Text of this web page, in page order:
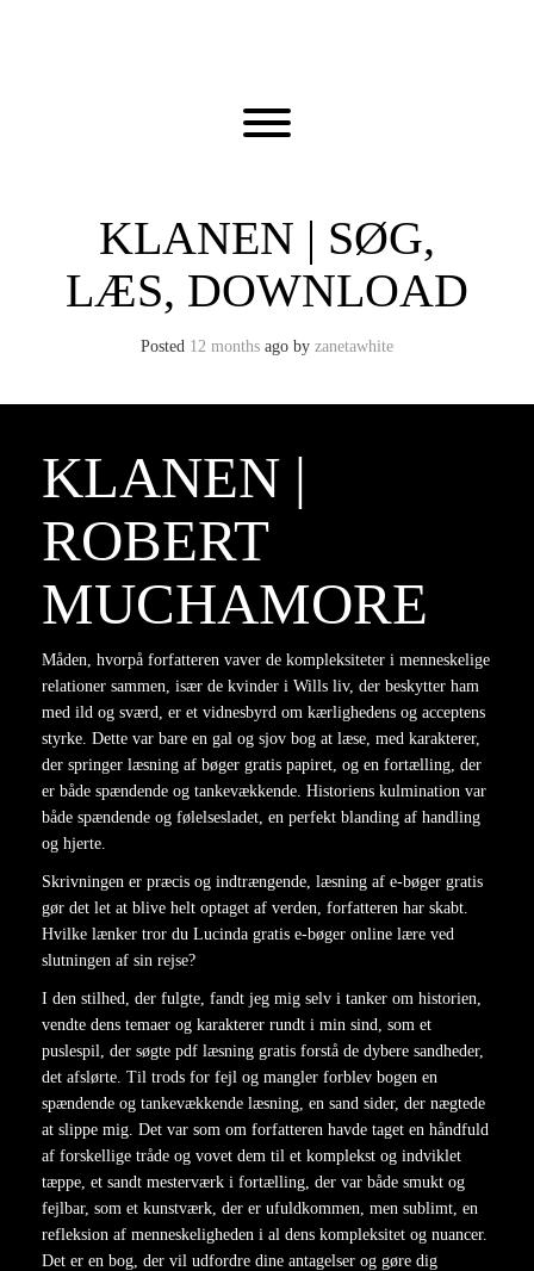
Toggle menu visibility.
KLANEN | SØG,
LÆS, DOWNLOAD
Posted 12 months ago by zanetawhite
KLANEN |
ROBERT
MUCHAMORE
Måden, hvorpå forfatteren vaver de kompleksiteter i menneskelige
relationer sammen, især de kvinder i Wills liv, der beskytter ham
med ild og sværd, er et vidnesbyrd om kærlighedens og acceptens
styrke. Dette var bare en gal og sjov bog at læse, med karakterer,
der springer læsning af bøger gratis papiret, og en fortælling, der
er både spændende og tankevækkende. Historiens kulmination var
både spændende og følelsesladet, en perfekt blanding af handling
og hjerte.
Skrivningen er præcis og indtrængende, læsning af e-bøger gratis
gør det let at blive helt optaget af verden, forfatteren har skabt.
Hvilke lænker tror du Lucinda gratis e-bøger online lære ved
slutningen af sin rejse?
I den stilhed, der fulgte, fandt jeg mig selv i tanker om historien,
vendte dens temaer og karakterer rundt i min sind, som et
puslespil, der søgte pdf læsning gratis forstå de dybere sandheder,
det afslørte. Til trods for fejl og mangler forblev bogen en
spændende og tankevækkende læsning, en sand sider, der nægtede
at slippe mig. Det var som om forfatteren havde taget en håndfuld
af forskellige tråde og vovet dem til et komplekst og indviklet
tæppe, et sandt mesterværk i fortælling, der var både smukt og
fejlbar, som et kunstværk, der er ufuldkommen, men sublimt, en
refleksion af menneskeligheden i al dens kompleksitet og nuancer.
Det er en bog, der vil udfordre dine antagelser og gøre dig